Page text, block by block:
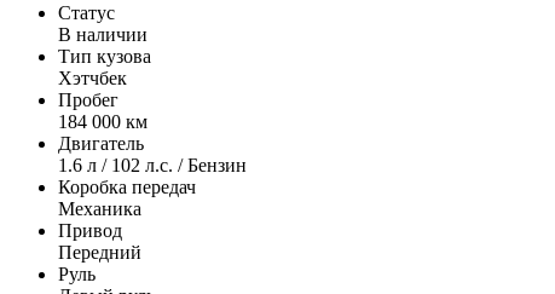
Статус
В наличии
Тип кузова
Хэтчбек
Пробег
184 000 км
Двигатель
1.6 л / 102 л.с. / Бензин
Коробка передач
Механика
Привод
Передний
Руль